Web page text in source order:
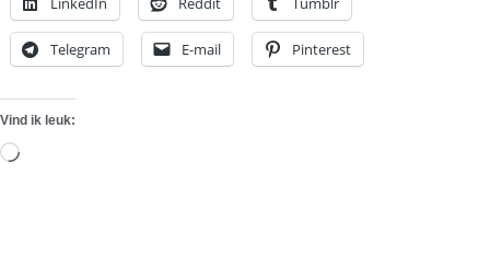
Telegram E-mail Pinterest
Vind ik leuk:
Aan